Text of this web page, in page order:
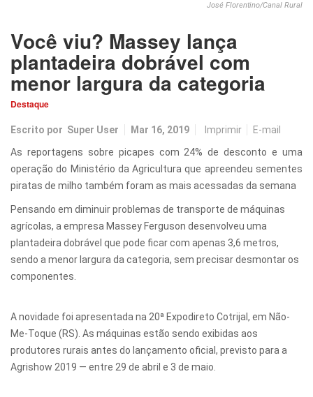
José Florentino/Canal Rural
Você viu? Massey lança
plantadeira dobrável com
menor largura da categoria
Destaque
Escrito por Super User Mar 16, 2019 Imprimir E-mail
As reportagens sobre picapes com 24% de desconto e uma
operação do Ministério da Agricultura que apreendeu sementes
piratas de milho também foram as mais acessadas da semana
Pensando em diminuir problemas de transporte de máquinas
agrícolas, a empresa Massey Ferguson desenvolveu uma
plantadeira dobrável que pode ficar com apenas 3,6 metros,
sendo a menor largura da categoria, sem precisar desmontar os
componentes.
A novidade foi apresentada na 20ª Expodireto Cotrijal, em Não-
Me-Toque (RS). As máquinas estão sendo exibidas aos
produtores rurais antes do lançamento oficial, previsto para a
Agrishow 2019 — entre 29 de abril e 3 de maio.